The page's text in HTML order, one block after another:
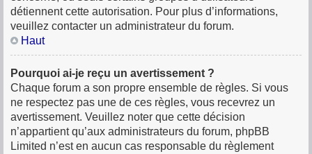
détiennent cette autorisation. Pour plus d’informations,
veuillez contacter un administrateur du forum.
Haut
Pourquoi ai-je reçu un avertissement ?
Chaque forum a son propre ensemble de règles. Si vous
ne respectez pas une de ces règles, vous recevrez un
avertissement. Veuillez noter que cette décision
n’appartient qu’aux administrateurs du forum, phpBB
Limited n’est en aucun cas responsable du règlement